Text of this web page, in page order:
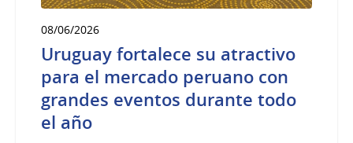
08/06/2026
Uruguay fortalece su atractivo
para el mercado peruano con
grandes eventos durante todo
el año